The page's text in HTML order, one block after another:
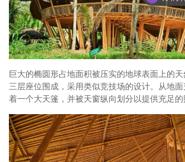
巨大的椭圆形占地面积被压实的地球表面上的
三层座位围成，采用类似竞技场的设计。从地
着一个大天篷，并被天窗纵向划分以提供充足的